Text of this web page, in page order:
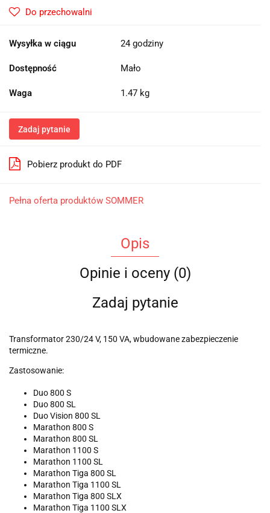
Do przechowalni
Wysyłka w ciągu 24 godziny
Dostępność Mało
Waga 1.47 kg
Zadaj pytanie
Pobierz produkt do PDF
Pełna oferta produktów SOMMER
Opis
Opinie i oceny (0)
Zadaj pytanie
Transformator 230/24 V, 150 VA, wbudowane zabezpieczenie
termiczne.
Zastosowanie:
Duo 800 S
Duo 800 SL
Duo Vision 800 SL
Marathon 800 S
Marathon 800 SL
Marathon 1100 S
Marathon 1100 SL
Marathon Tiga 800 SL
Marathon Tiga 1100 SL
Marathon Tiga 800 SLX
Marathon Tiga 1100 SLX